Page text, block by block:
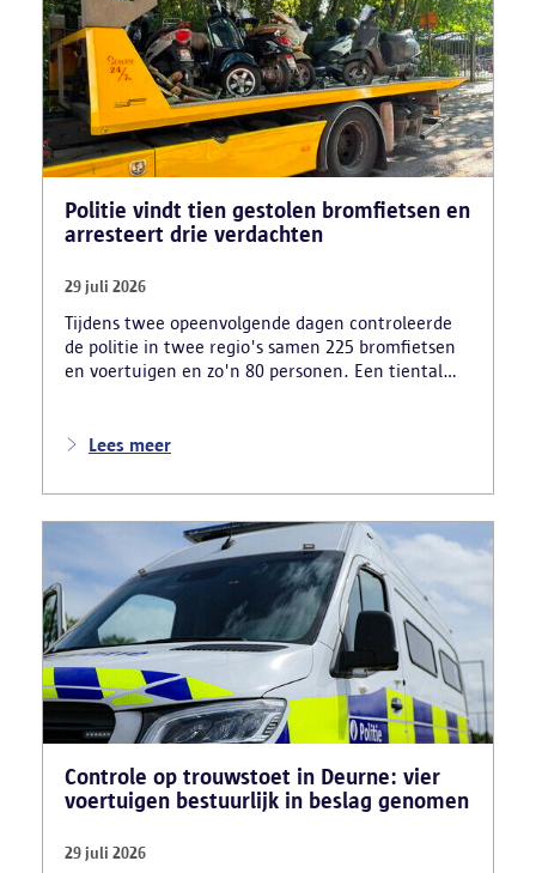
Politie vindt tien gestolen bromfietsen en
arresteert drie verdachten
29 juli 2026
Tijdens twee opeenvolgende dagen controleerde
de politie in twee regio's samen 225 bromfietsen
en voertuigen en zo'n 80 personen. Een tiental
beslag genomen. Daarnaast arresteerde de politie
motorblokken en inbrekersmateriaal gevonden.
Lees meer
Controle op trouwstoet in Deurne: vier
voertuigen bestuurlijk in beslag genomen
29 juli 2026